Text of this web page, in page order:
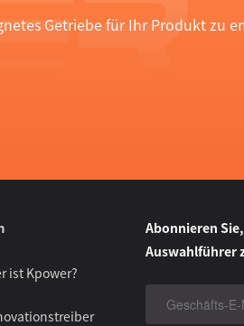
Getriebe für Ihr Produkt zu
Abonnieren
Auswahlführer
ist Kpower?